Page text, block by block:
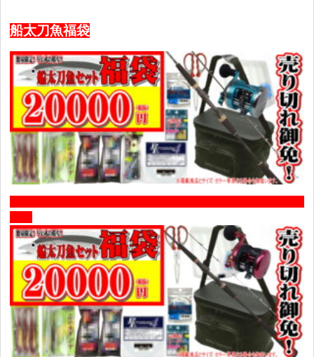
船太刀魚福袋